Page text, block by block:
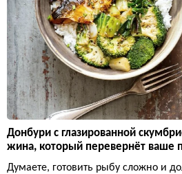
Донбури с глазированной
жина, который перевернёт ваше
Думаете, готовить рыбу сложно и